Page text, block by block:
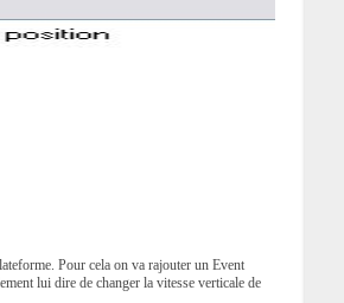
Pour cela on va rajouter un Event
lui dire de changer la vitesse verticale de